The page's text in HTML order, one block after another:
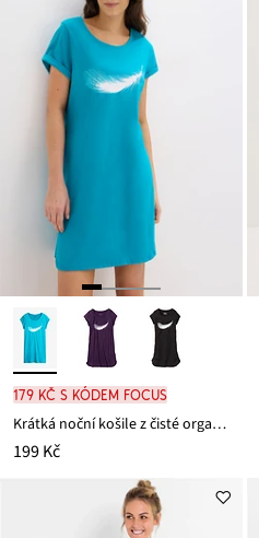
179 Kč s kódem FOCUS
Krátká noční košile z čisté organické bavlny
199 Kč